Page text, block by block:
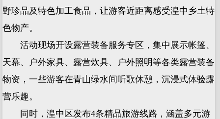
野珍品及特色加工食品，让游客近距离感受湟中乡土特
色物产。
活动现场开设露营装备服务专区，集中展示帐篷、
天幕、户外家具、露营炊具、户外照明等各类露营装备
物资，一些游客在青山绿水间听歌休憩，沉浸式体验露
营乐趣。
同时，湟中区发布4条精品旅游线路，涵盖多元游